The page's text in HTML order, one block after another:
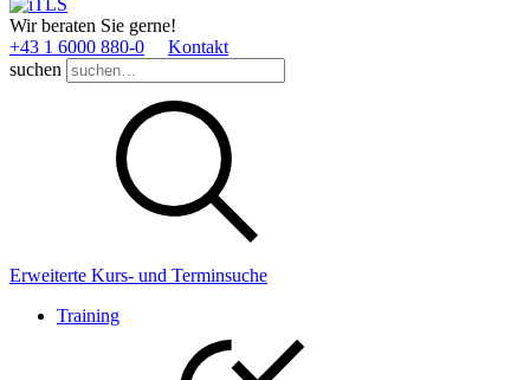
Wir beraten Sie gerne!
+43 1 6000 880­-0
Kontakt
suchen
Erweiterte Kurs- und Terminsuche
Training